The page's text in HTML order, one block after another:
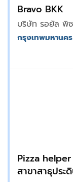
Bravo BKK
บริษัท รอยัล พิ
กรุงเทพมหานคร
Pizza
สาขาสาธุประ